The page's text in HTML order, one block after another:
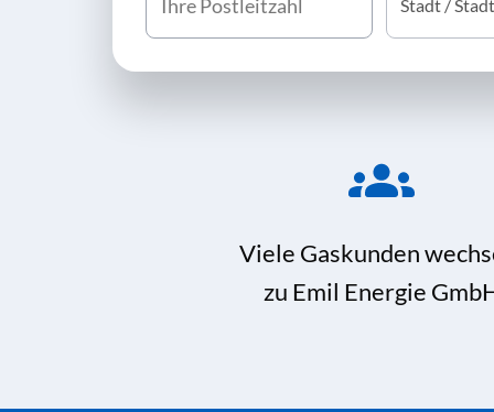
Viele Gaskunden
zu Emil Energie